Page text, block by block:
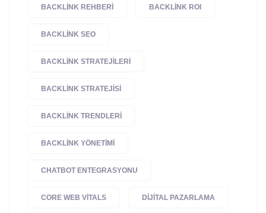
BACKLINK REHBERI BACKLINK ROI
BACKLINK SEO
BACKLINK STRATEJILERI
BACKLINK STRATEJISI
BACKLINK TRENDLERI
BACKLINK YÖNETIMI
CHATBOT ENTEGRASYONU
CORE WEB VITALS DIJITAL PAZARLAMA